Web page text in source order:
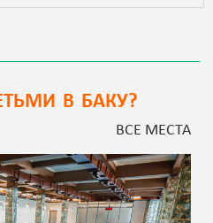
В БАКУ?
ВСЕ МЕСТА